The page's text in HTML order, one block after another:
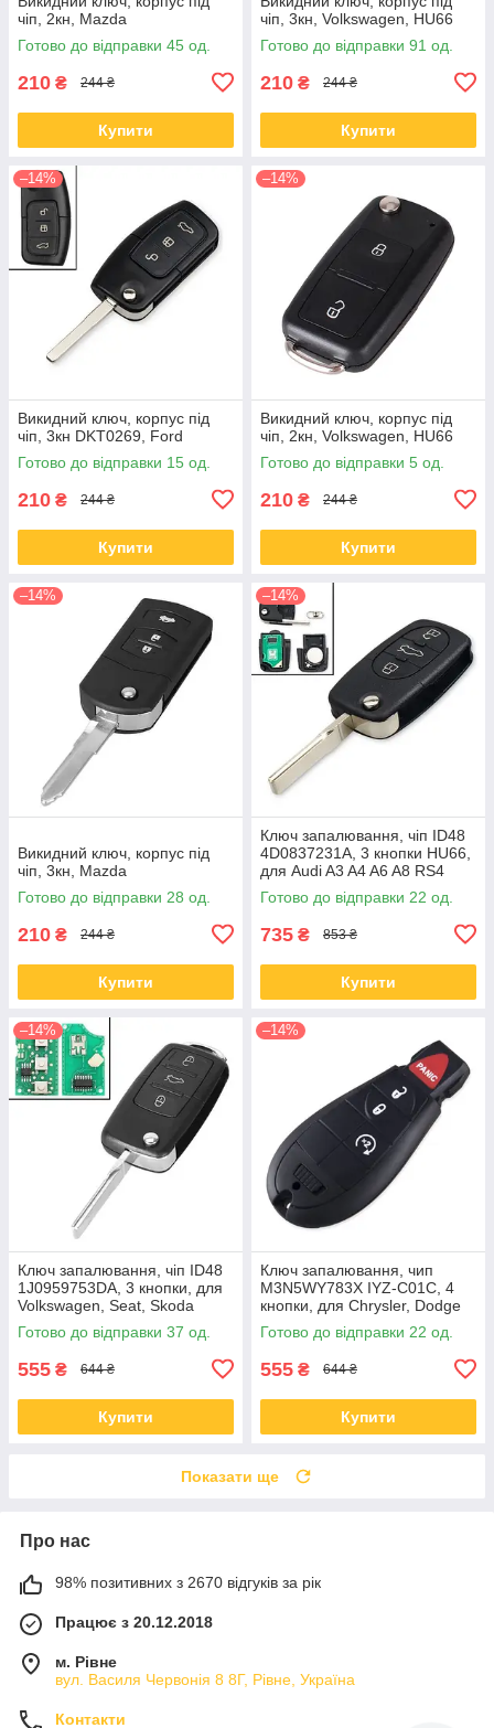
чіп, 2кн, Mazda
Готово до відправки 45 од.
210 ₴ 244 ₴
Купити
чіп, 3кн, Volkswagen, HU66
Готово до відправки 91 од.
210 ₴ 244 ₴
Купити
–14%
Викидний ключ, корпус під
чіп, 3кн DKT0269, Ford
Готово до відправки 15 од.
210 ₴ 244 ₴
Купити
–14%
Викидний ключ, корпус під
чіп, 2кн, Volkswagen, HU66
Готово до відправки 5 од.
210 ₴ 244 ₴
Купити
–14%
Викидний ключ, корпус під
чіп, 3кн, Mazda
Готово до відправки 28 од.
210 ₴ 244 ₴
Купити
–14%
Ключ запалювання, чіп ID48
4D0837231A, 3 кнопки HU66,
для Audi A3 A4 A6 A8 RS4
Готово до відправки 22 од.
735 ₴ 853 ₴
Купити
–14%
Ключ запалювання, чіп ID48
1J0959753DA, 3 кнопки, для
Volkswagen, Seat, Skoda
Готово до відправки 37 од.
555 ₴ 644 ₴
Купити
–14%
Ключ запалювання, чип
M3N5WY783X IYZ-C01C, 4
кнопки, для Chrysler, Dodge
Готово до відправки 22 од.
555 ₴ 644 ₴
Купити
Показати ще
Про нас
98% позитивних з 2670 відгуків за рік
Працює з 20.12.2018
м. Рівне
вул. Василя Червонія 8 8Г, Рівне, Україна
Контакти